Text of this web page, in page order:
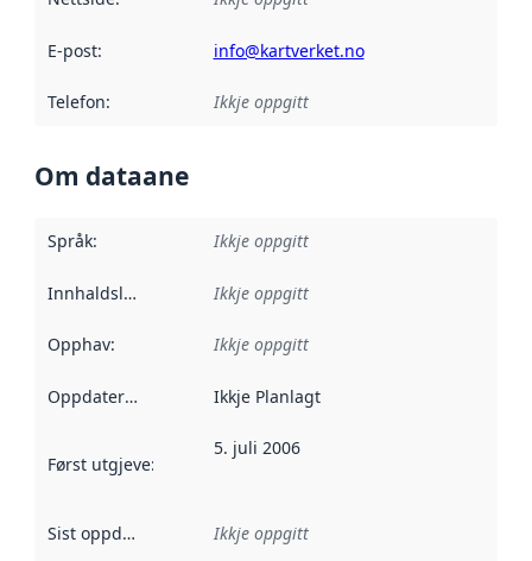
E-post: info@kartverket.no
Telefon: Ikkje oppgitt
Om dataane
Språk: Ikkje oppgitt
Innhaldsleverandørar :
Ikkje oppgitt
Opphav: Ikkje oppgitt
Oppdateringsfrekvens :
Ikkje Planlagt
Først utgjeve: Denne datoen seier når dataa i dette
5. juli 2006
Sist oppdatert Ikkje oppgitt